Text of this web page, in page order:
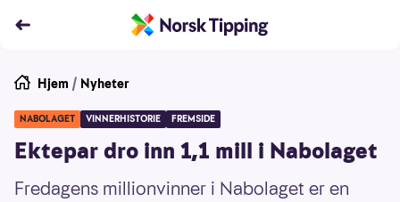
Hjem / Nyheter
NABOLAGET VINNERHISTORIE FREMSIDE
Ektepar dro inn 1,1 mill i Nabolaget
Fredagens millionvinner i Nabolaget er en